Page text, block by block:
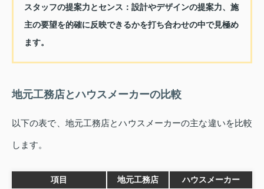
スタッフの提案力とセンス ：設計やデザインの提案力、施
主の要望を的確に反映できるかを打ち合わせの中で見極め
ます。
地元工務店とハウスメーカーの比較
以下の表で、地元工務店とハウスメーカーの主な違いを比較
します。
項目 地元工務店 ハウスメーカー